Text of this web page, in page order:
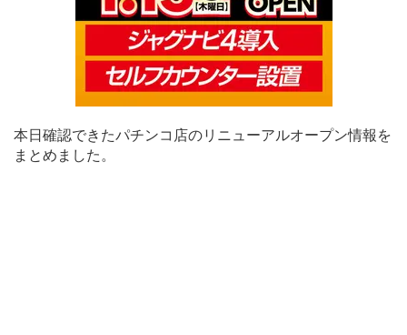
本日確認できたパチンコ店のリニューアルオープン情報を
まとめました。